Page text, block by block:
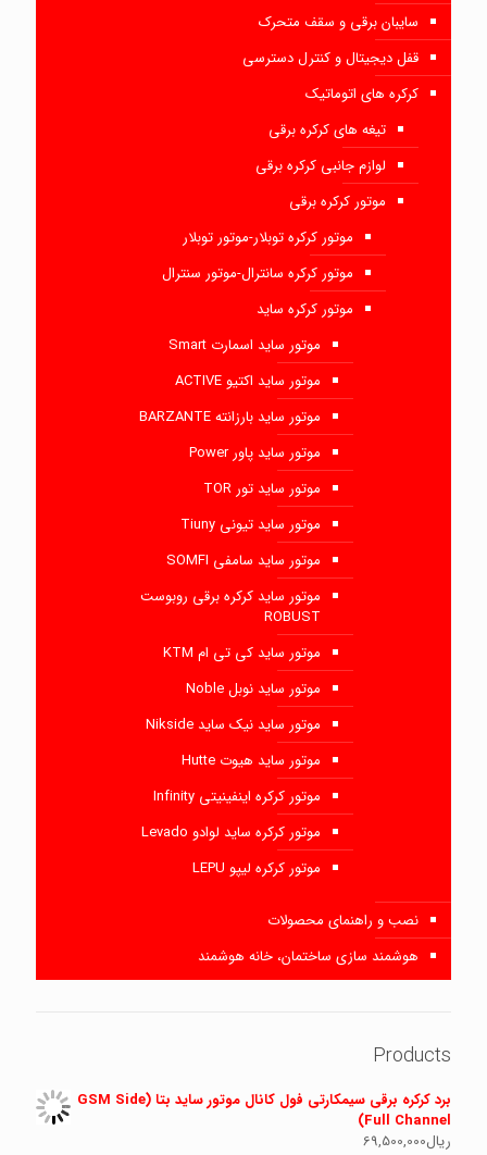
سایبان برقی و سقف متحرک
قفل دیجیتال و کنترل دسترسی
کرکره های اتوماتیک
تیغه های کرکره برقی
لوازم جانبی کرکره برقی
موتور کرکره برقی
موتور کرکره توبلار-موتور توبلار
موتور کرکره سانترال-موتور سنترال
موتور کرکره ساید
موتور ساید اسمارت Smart
موتور ساید اکتیو ACTIVE
موتور ساید بارزانته BARZANTE
موتور ساید پاور Power
موتور ساید تور TOR
موتور ساید تیونی Tiuny
موتور ساید سامفی SOMFI
موتور ساید کرکره برقی روبوست
ROBUST
موتور ساید کی تی ام KTM
موتور ساید نوبل Noble
موتور ساید نیک ساید Nikside
موتور ساید هیوت Hutte
موتور کرکره اینفینیتی Infinity
موتور کرکره ساید لوادو Levado
موتور کرکره لیپو LEPU
نصب و راهنمای محصولات
هوشمند سازی ساختمان، خانه هوشمند
Products
برد کرکره برقی سیمکارتی فول کانال موتور ساید بتا (GSM Side
Full Channel)
ریال69,500,000